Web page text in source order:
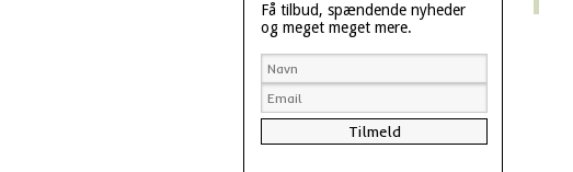
Få tilbud, spændende nyheder
og meget meget mere.